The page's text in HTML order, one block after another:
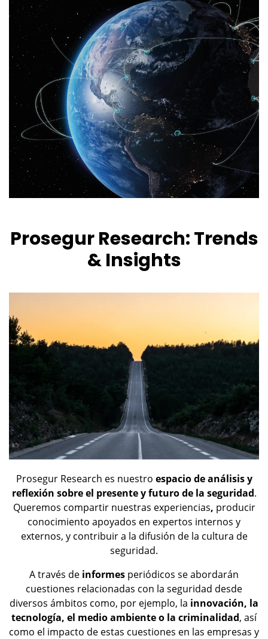
Prosegur Research: Trends
& Insights
Prosegur Research es nuestro espacio de análisis y
reflexión sobre el presente y futuro de la seguridad.
Queremos compartir nuestras experiencias, producir
conocimiento apoyados en expertos internos y
externos, y contribuir a la difusión de la cultura de
seguridad.
A través de informes periódicos se abordarán
cuestiones relacionadas con la seguridad desde
diversos ámbitos como, por ejemplo, la innovación, la
tecnología, el medio ambiente o la criminalidad, así
como el impacto de estas cuestiones en las empresas y